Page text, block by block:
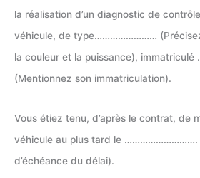
la réalisation d’un diagnostic de
véhicule, de type…………………… (Précisez
la couleur et la puissance),
(Mentionnez son immatriculation).
Vous étiez tenu, d’après le contrat, de
véhicule au plus tard le ……………………….
d’échéance du délai).